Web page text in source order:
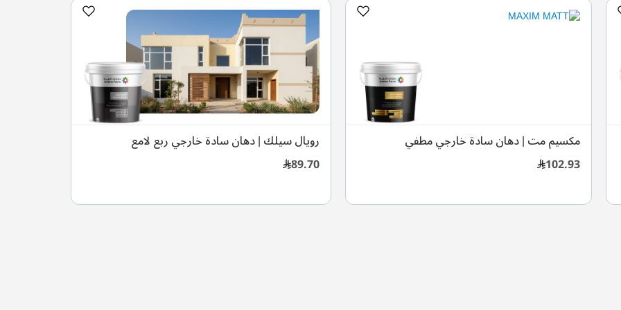
مكسيم مت | دهان سادة خارجي مطفي
102.93
رويال سيلك | دهان سادة خارجي ربع لامع
89.70